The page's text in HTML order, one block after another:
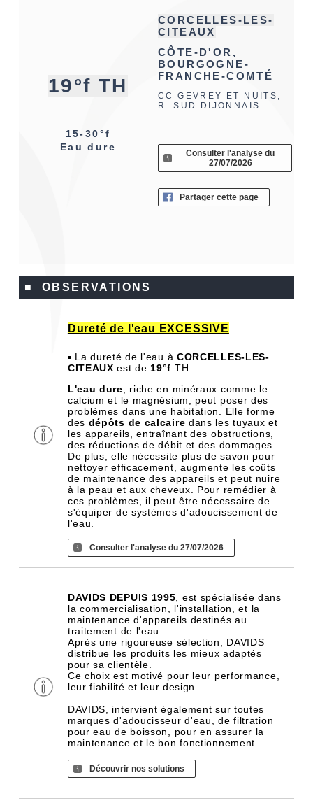
19°f TH
15-30°f
Eau dure
CORCELLES-LES-
CITEAUX
CÔTE-D'OR,
BOURGOGNE-
FRANCHE-COMTÉ
CC GEVREY ET NUITS,
R. SUD DIJONNAIS
Consulter l'analyse du
27/07/2026
Partager cette page
■ OBSERVATIONS
Dureté de l'eau EXCESSIVE
▪ La dureté de l'eau à CORCELLES-LES-
CITEAUX est de 19°f TH.
L'eau dure , riche en minéraux comme le
calcium et le magnésium, peut poser des
problèmes dans une habitation. Elle forme
des dépôts de calcaire dans les tuyaux et
les appareils, entraînant des obstructions,
des réductions de débit et des dommages.
De plus, elle nécessite plus de savon pour
nettoyer efficacement, augmente les coûts
de maintenance des appareils et peut nuire
à la peau et aux cheveux. Pour remédier à
ces problèmes, il peut être nécessaire de
s'équiper de systèmes d'adoucissement de
l'eau.
Consulter l'analyse du 27/07/2026
DAVIDS DEPUIS 1995 , est spécialisée dans
la commercialisation, l'installation, et la
maintenance d'appareils destinés au
traitement de l'eau.
Après une rigoureuse sélection, DAVIDS
distribue les produits les mieux adaptés
pour sa clientèle.
Ce choix est motivé pour leur performance,
leur fiabilité et leur design.
DAVIDS, intervient également sur toutes
marques d'adoucisseur d'eau, de filtration
pour eau de boisson, pour en assurer la
maintenance et le bon fonctionnement.
Découvrir nos solutions